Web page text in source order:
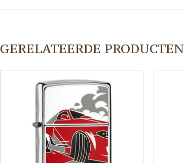
GERELATEERDE PRODUCTEN